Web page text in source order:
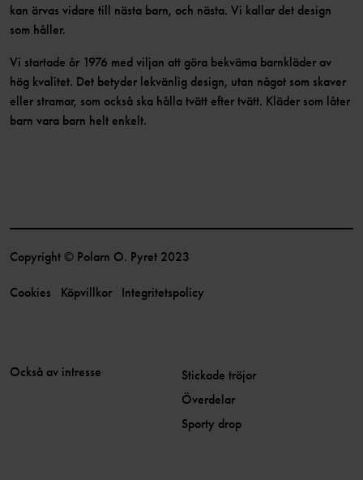
kan ärvas vidare till nästa barn, och nästa. Vi kallar det design
som håller.
Vi startade år 1976 med viljan att göra bekväma barnkläder av
hög kvalitet. Det betyder lekvänlig design, utan något som skaver
eller stramar, som också ska hålla tvätt efter tvätt. Kläder som låter
barn vara barn helt enkelt.
Copyright © Polarn O. Pyret 2023
Cookies Köpvillkor Integritetspolicy
Också av intresse
Stickade tröjor
Överdelar
Sporty drop